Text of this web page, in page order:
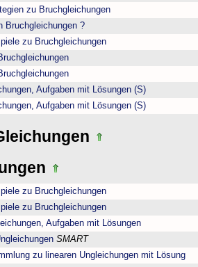
zu Bruchgleichungen
Bruchgleichungen ?
zu Bruchgleichungen
Aufgaben mit Lösungen (S)
Aufgaben mit Lösungen (S)
zu Bruchgleichungen
zu Bruchgleichungen
Aufgaben mit Lösungen
SMART
zu linearen Ungleichungen mit Lösung